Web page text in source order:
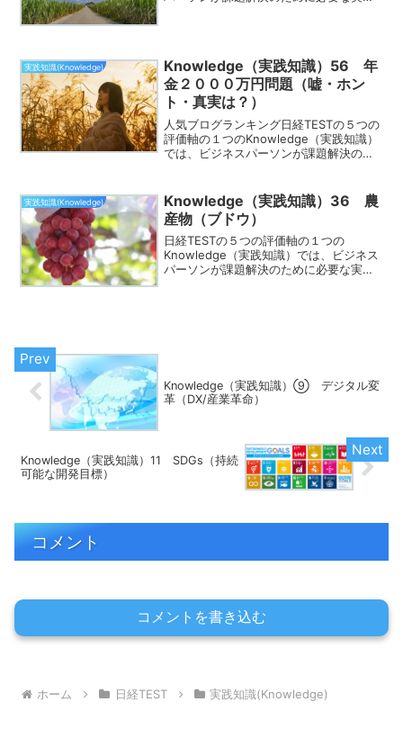
ページでは「農産物...
実践知識(Knowledge)
Knowledge（実践知識）56 年
金２０００万円問題（嘘・ホン
ト・真実は？）
人気ブログランキング日経TESTの５つの
評価軸の１つのKnowledge（実践知識）
では、ビジネスパーソンが課題解決のた
でよく出題されるのが、「年金２０００
万円問題」で...
実践知識(Knowledge)
Knowledge（実践知識）36 農
産物（ブドウ）
日経TESTの５つの評価軸の１つの
Knowledge（実践知識）では、ビジネス
パーソンが課題解決のために必要な実践
Knowledge（実践知識）⑨ デジタル変
革（DX/産業革命）
Knowledge（実践知識）11 SDGs（持続
可能な開発目標）
コメント
コメントを書き込む
ホーム 日経TEST 実践知識(Knowledge)